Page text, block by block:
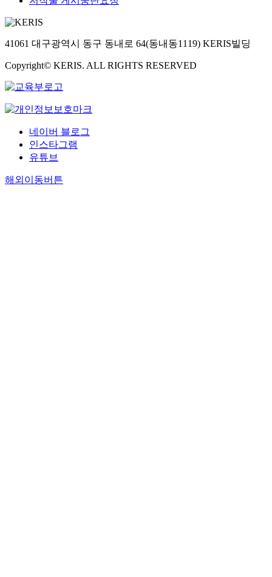
41061 대구광역시 동구 동내로 64(동내동1119) KERIS빌딩
Copyright© KERIS. ALL RIGHTS RESERVED
네이버 블로그
인스타그램
유튜브
해외이동버튼